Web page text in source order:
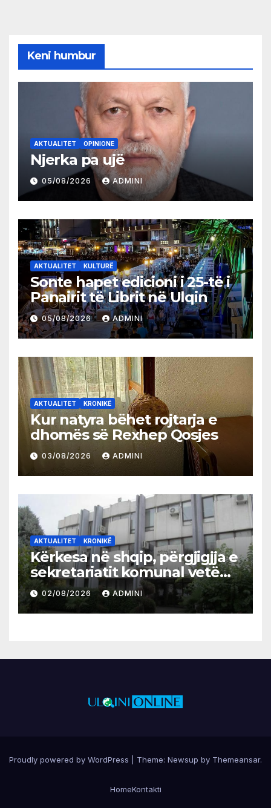
Keni humbur
AKTUALITET OPINIONE
Njerka pa ujë
05/08/2026 ADMINI
AKTUALITET KULTURË
Sonte hapet edicioni i 25-të i
Panairit të Librit në Ulqin
05/08/2026 ADMINI
AKTUALITET KRONIKË
Kur natyra bëhet rojtarja e
dhomës së Rexhep Qosjes
03/08/2026 ADMINI
AKTUALITET KRONIKË
Kërkesa në shqip, përgjigjja e
sekretariatit komunal vetëm
në gjuhën malazeze
02/08/2026 ADMINI
Proudly powered by WordPress Theme: Newsup by Themeansar.
HomeKontakti